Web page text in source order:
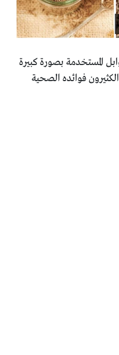
المستخدمة بصورة كبيرة
فوائده الصحية